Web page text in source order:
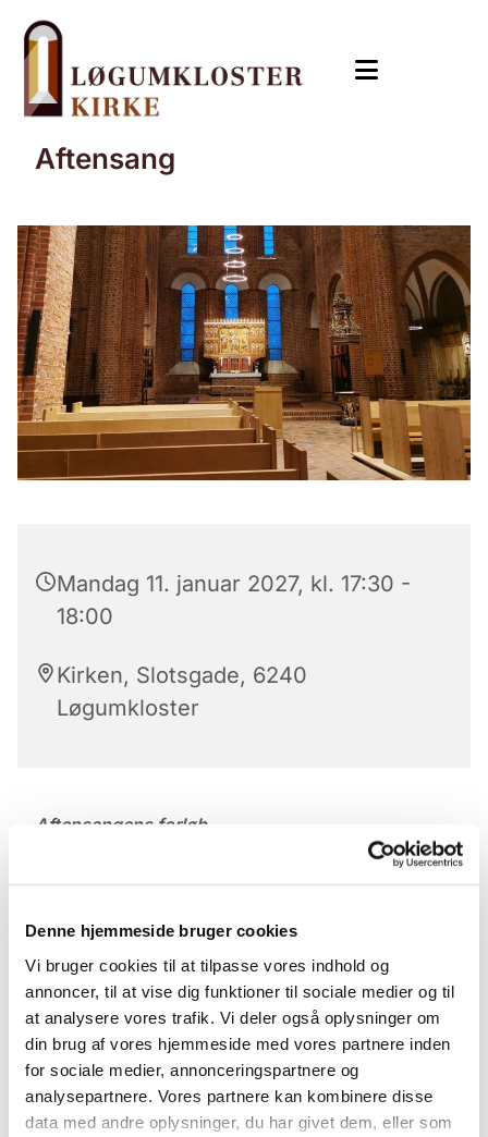
Denne hjemmeside bruger cookies
Vi bruger cookies til at tilpasse vores indhold og
annoncer, til at vise dig funktioner til sociale medier og til
at analysere vores trafik. Vi deler også oplysninger om
din brug af vores hjemmeside med vores partnere inden
for sociale medier, annonceringspartnere og
analysepartnere. Vores partnere kan kombinere disse
data med andre oplysninger, du har givet dem, eller som
Aftensang
Mandag 11. januar 2027, kl. 17:30 -
18:00
Kirken, Slotsgade, 6240
Løgumkloster
Aftensangens forløb
Der er aftensang mandag til lørdag kl. 17.30 – 18 i
Aftensangens forløb (med undtagelse af onsdag)
Præludium
1. salme
Læsning og bøn
2. salme